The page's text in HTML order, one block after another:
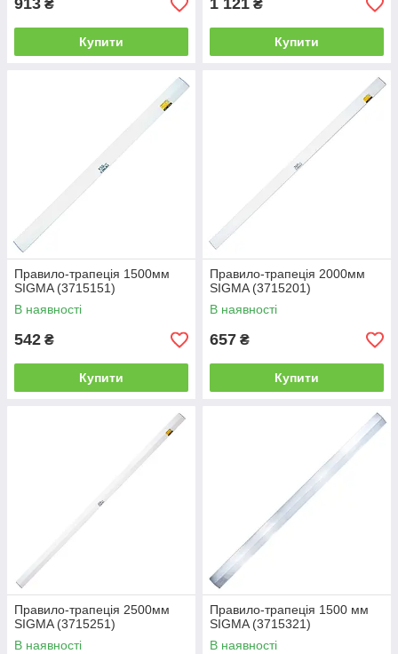
913 ₴
Купити
1 121 ₴
Купити
Правило-трапеція 1500мм
SIGMA (3715151)
В наявності
542 ₴
Купити
Правило-трапеція 2000мм
SIGMA (3715201)
В наявності
657 ₴
Купити
Правило-трапеція 2500мм
SIGMA (3715251)
В наявності
Правило-трапеція 1500 мм
SIGMA (3715321)
В наявності